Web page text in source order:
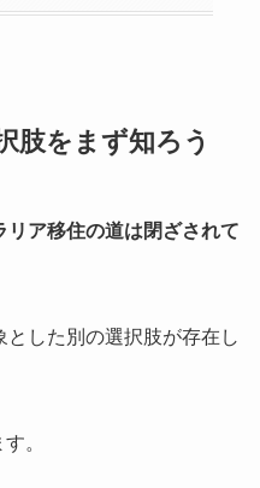
肢をまず知ろう
ア移住の道は閉ざされて
した別の選択肢が存在し
。